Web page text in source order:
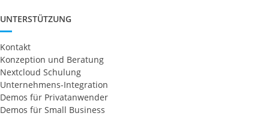
UNTERSTÜTZUNG
Kontakt
Konzeption und Beratung
Nextcloud Schulung
Unternehmens-Integration
Demos für Privatanwender
Demos für Small Business